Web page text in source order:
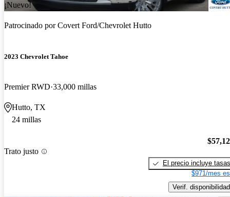
¡Nuevo!
Patrocinado porCovert Ford/Chevrolet Hutto
2023 Chevrolet Tahoe
Premier RWD 33,000 millas
Hutto, TX
24 millas
Trato justo
El precio incluye tasas
$971/mes
Verif. disponibilidad